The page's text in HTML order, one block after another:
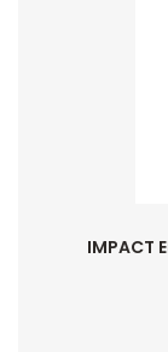
IMPACT